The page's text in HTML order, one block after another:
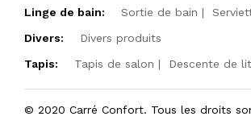
Linge de bain:
Sortie de bain
Divers:
Divers produits
Tapis:
Tapis de salon Descente de lit
© 2020 Carré Confort. Tous les droits